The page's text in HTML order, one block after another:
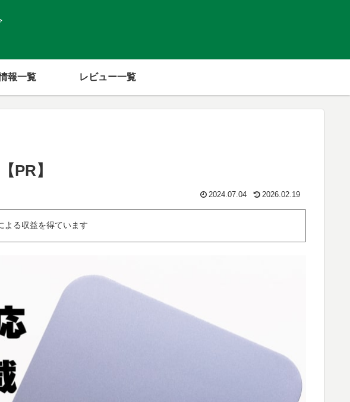
報一覧 レビュー一覧
PR】
2024.07.04 2026.02.19
よる収益を得ています